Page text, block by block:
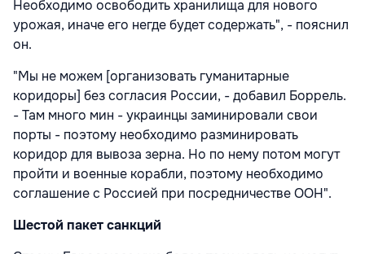
Необходимо освободить хранилища для нового
урожая, иначе его негде будет содержать", - пояснил
он.
"Мы не можем [организовать гуманитарные
коридоры] без согласия России, - добавил Боррель.
- Там много мин - украинцы заминировали свои
порты - поэтому необходимо разминировать
коридор для вывоза зерна. Но по нему потом могут
пройти и военные корабли, поэтому необходимо
соглашение с Россией при посредничестве ООН".
Шестой пакет санкций